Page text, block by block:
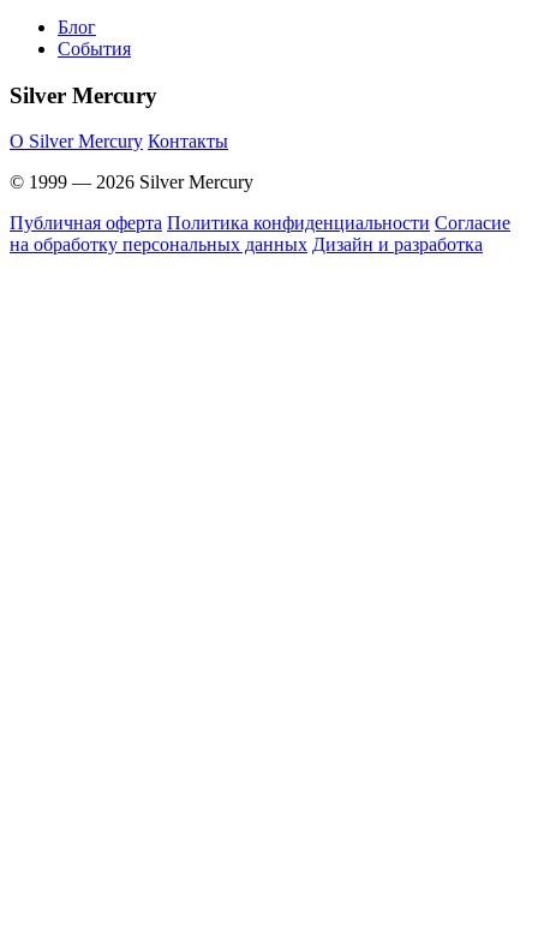
Блог
События
Silver Mercury
O Silver Mercury Контакты
© 1999 — 2026 Silver Mercury
Публичная оферта Политика конфиденциальности Согласие
на обработку персональных данных Дизайн и разработка